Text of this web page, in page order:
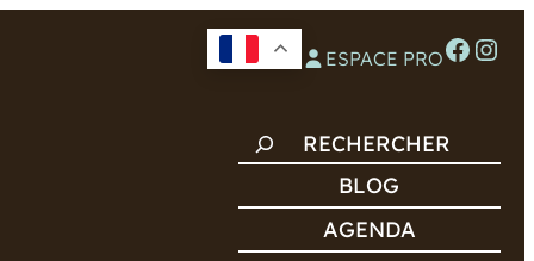
ESPACE PROFacebook Instagram
C
H
BLOG
AGENDA